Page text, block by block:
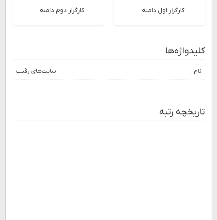
کارگزار اول دامنه کارگزار دوم دامنه
کلیدواژه‌ها
نام سایت‌های رقیب
تاریخچه رتبه